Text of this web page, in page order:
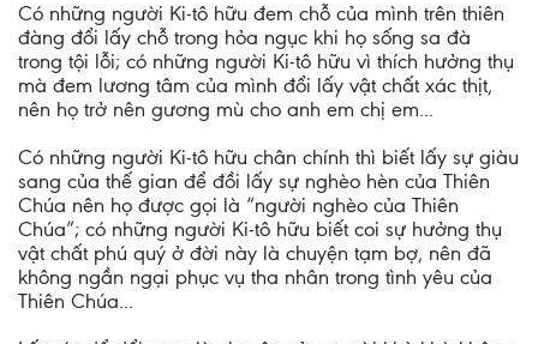
Có những người Ki-tô hữu đem chỗ của mình trên thiên
đàng đổi lấy chỗ trong hỏa ngục khi họ sống sa đà
trong tội lỗi; có những người Ki-tô hữu vì thích hưởng thụ
mà đem lương tâm của mình đổi lấy vật chất xác thịt,
nên họ trở nên gương mù cho anh em chị em...
Có những người Ki-tô hữu chân chính thì biết lấy sự giàu
sang của thế gian để đồi lấy sự nghèo hèn của Thiên
Chúa nên họ được gọi là “người nghèo của Thiên
Chúa”; có những người Ki-tô hữu biết coi sự hưởng thụ
vật chất phú quý ở đời này là chuyện tạm bợ, nên đã
không ngần ngại phục vụ tha nhân trong tình yêu của
Thiên Chúa...